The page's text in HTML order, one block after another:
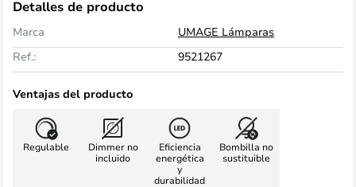
Detalles de producto
Marca
UMAGE Lámparas
Ref.:
9521267
Ventajas del producto
Regulable
Dimmer no
incluido
Eficiencia
energética
y
durabilidad
Bombilla no
sustituible